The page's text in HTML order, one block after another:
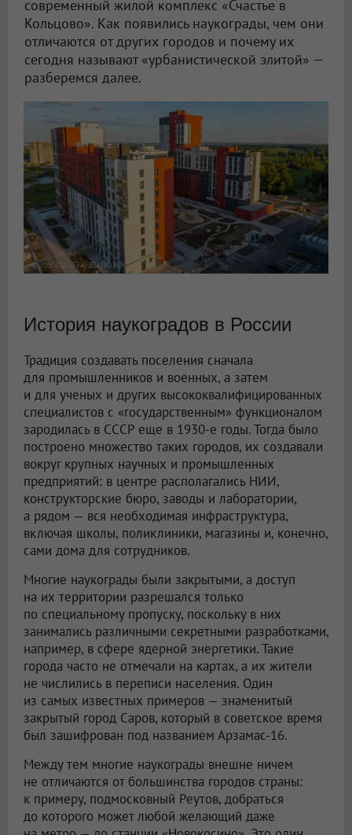
современный жилой комплекс «Счастье в
Кольцово». Как появились наукограды, чем они
отличаются от других городов и почему их
сегодня называют «урбанистической элитой» —
разберемся далее.
Фото: АО «ГК «ЭТАЛОН»
История наукоградов в России
Традиция создавать поселения сначала
для промышленников и военных, а затем
и для ученых и других высококвалифицированных
специалистов с «государственным» функционалом
зародилась в СССР еще в 1930-е годы. Тогда было
построено множество таких городов, их создавали
вокруг крупных научных и промышленных
предприятий: в центре располагались НИИ,
конструкторские бюро, заводы и лаборатории,
а рядом — вся необходимая инфраструктура,
включая школы, поликлиники, магазины и, конечно,
сами дома для сотрудников.
Многие наукограды были закрытыми, а доступ
на их территории разрешался только
по специальному пропуску, поскольку в них
занимались различными секретными разработками,
например, в сфере ядерной энергетики. Такие
города часто не отмечали на картах, а их жители
не числились в переписи населения. Один
из самых известных примеров — знаменитый
закрытый город Саров, который в советское время
был зашифрован под названием Арзамас-16.
Между тем многие наукограды внешне ничем
не отличаются от большинства городов страны:
к примеру, подмосковный Реутов, добраться
до которого может любой желающий даже